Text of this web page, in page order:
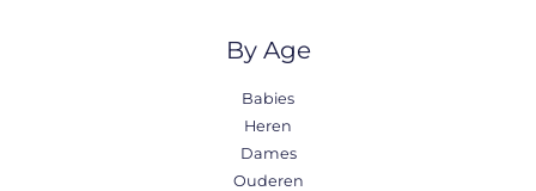
By Age
Babies
Heren
Dames
Ouderen